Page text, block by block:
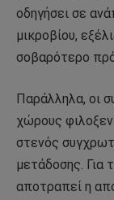
οδηγήσει σε
μικροβίου,
σοβαρότερο
Παράλληλα, οι
χώρους
στενός
μετάδοσης. Για
αποτραπεί η